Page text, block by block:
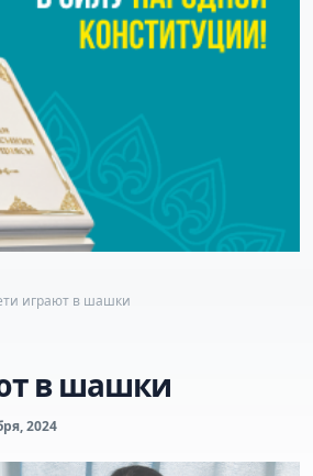
играют в шашки
в шашки
2024